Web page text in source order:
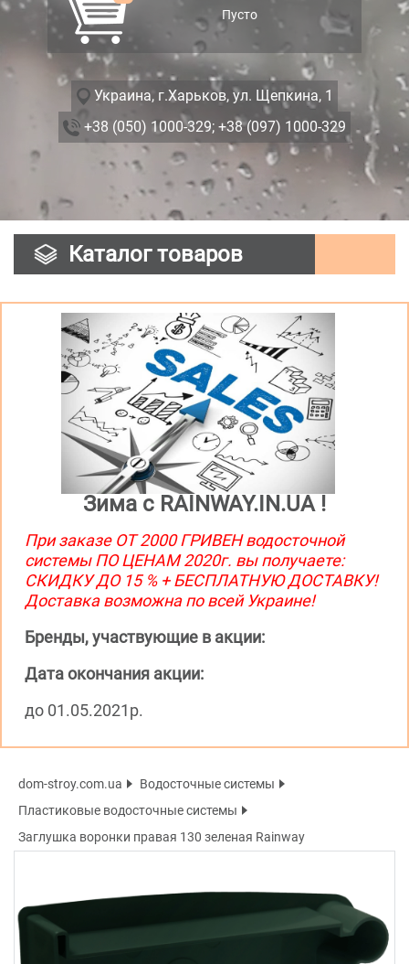
Пусто
Украина, г.Харьков, ул. Щепкина, 1
+38 (050) 1000-329; +38 (097) 1000-329
Каталог товаров
Зима с RAINWAY.IN.UA !
При заказе ОТ 2000 ГРИВЕН водосточной
системы ПО ЦЕНАМ 2020г. вы получаете:
СКИДКУ ДО 15 % + БЕСПЛАТНУЮ ДОСТАВКУ!
Доставка возможна по всей Украине!
Бренды, участвующие в акции:
Дата окончания акции:
до 01.05.2021р.
dom-stroy.com.ua
Водосточные системы
Пластиковые водосточные системы
Заглушка воронки правая 130 зеленая Rainway